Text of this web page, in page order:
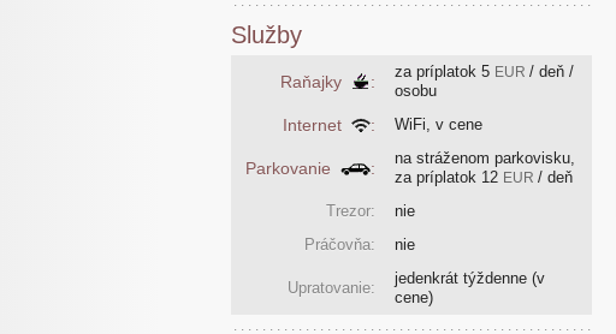
Služby
Raňajky :
za príplatok 5 EUR / deň /
osobu
Internet : WiFi, v cene
Parkovanie :
na stráženom parkovisku,
za príplatok 12 EUR / deň
Trezor:
nie
Práčovňa:
nie
Upratovanie:
jedenkrát týždenne (v
cene)